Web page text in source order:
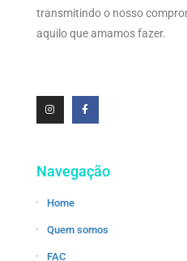
transmitindo o nosso
aquilo que amamos fazer.
Navegação
Home
Quem somos
FAC